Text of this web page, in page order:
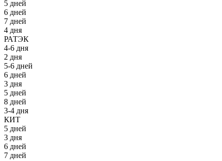
5 дней
6 дней
7 дней
4 дня
РАТЭК
4-6 дня
2 дня
5-6 дней
6 дней
3 дня
5 дней
8 дней
3-4 дня
КИТ
5 дней
3 дня
6 дней
7 дней